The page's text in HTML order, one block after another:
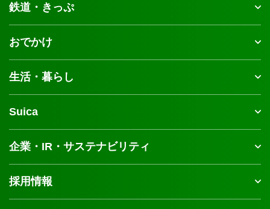
鉄道・きっぷ
おでかけ
生活・暮らし
Suica
企業・IR・サステナビリティ
採用情報